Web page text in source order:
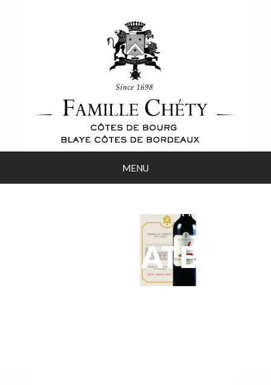
MENU